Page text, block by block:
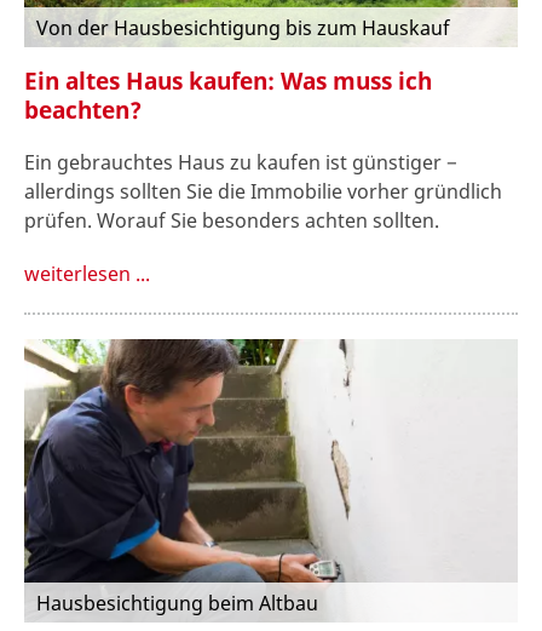
Von der Hausbesichtigung bis zum Hauskauf
Ein altes Haus kaufen: Was muss ich
beachten?
Ein gebrauchtes Haus zu kaufen ist günstiger −
allerdings sollten Sie die Immobilie vorher gründlich
prüfen. Worauf Sie besonders achten sollten.
weiterlesen ...
Hausbesichtigung beim Altbau